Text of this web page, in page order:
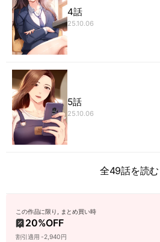
4話
25.10.06
5話
25.10.06
全49話を読む
この作品に限り, まとめ買い時
20%OFF
割引適用 -2,940円